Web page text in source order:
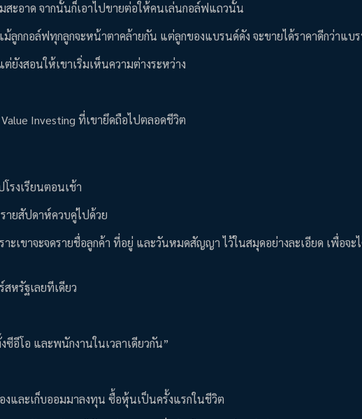
สะอาด จากนั้นก็เอาไปขายต่อให้คนเล่นกอล์ฟแถวนั้น
ม้ลูกกอล์ฟทุกลูกจะหน้าตาคล้ายกัน แต่ลูกของแบรนด์ดัง จะขายได้ราคาดีกว่าแบ
ต่ยังสอนให้เขาเริ่มเห็นความต่างระหว่าง
Investing ที่เขายึดถือไปตลอดชีวิต
รงเรียนตอนเช้า
ายสัปดาห์ควบคู่ไปด้วย
ะเขาจะจดรายชื่อลูกค้า ที่อยู่ และวันหมดสัญญา ไว้ในสมุดอย่างละเอียด เพื่อจะ
หรัฐเลยทีเดียว
อีโอ และพนักงานในเวลาเดียวกัน”
งและเก็บออมมาลงทุน ซื้อหุ้นเป็นครั้งแรกในชีวิต